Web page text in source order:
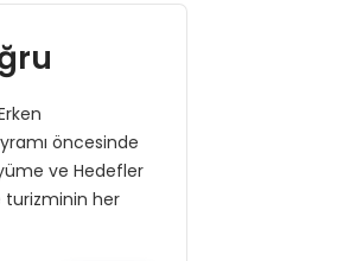
öncesinde
ve Hedefler
turizminin her